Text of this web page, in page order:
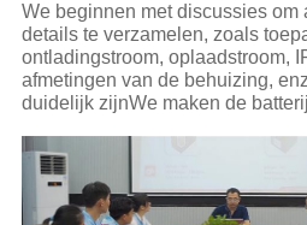
We beginnen met discussies
details te verzamelen, zoals
ontladingstroom, oplaadstroom,
afmetingen van de behuizing,
duidelijk zijnWe maken de